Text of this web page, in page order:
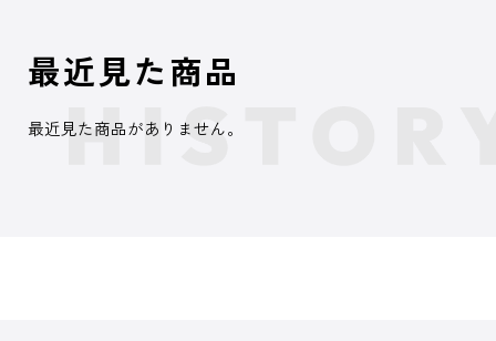
最近見た商品
最近見た商品がありません。